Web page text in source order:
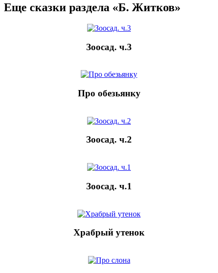
Еще сказки раздела «Б. Житков»
Зоосад. ч.3
Про обезьянку
Зоосад. ч.2
Зоосад. ч.1
Храбрый утенок